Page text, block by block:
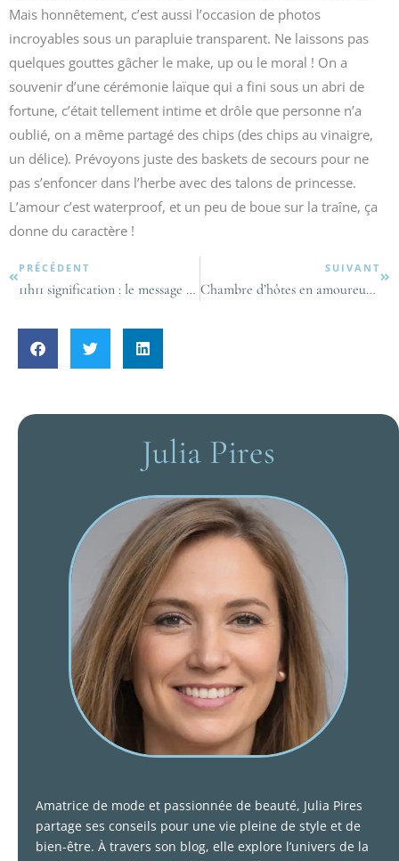
Mais honnêtement, c’est aussi l’occasion de photos
incroyables sous un parapluie transparent. Ne laissons pas
quelques gouttes gâcher le make, up ou le moral ! On a
souvenir d’une cérémonie laïque qui a fini sous un abri de
fortune, c’était tellement intime et drôle que personne n’a
oublié, on a même partagé des chips (des chips au vinaigre,
un délice). Prévoyons juste des baskets de secours pour ne
pas s’enfoncer dans l’herbe avec des talons de princesse.
L’amour c’est waterproof, et un peu de boue sur la traîne, ça
donne du caractère !
PRÉCÉDENT
11h11 signification : le message de l’univers pour comprendre votre destin ?
SUIVANT
Chambre d’hôtes en amoureux : les clés pour un séjour romantique
Julia Pires
Amatrice de mode et passionnée de beauté, Julia Pires
partage ses conseils pour une vie pleine de style et de
bien-être. À travers son blog, elle explore l’univers de la